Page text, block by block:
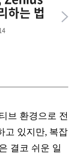
하는 법
브 환경으로 전
고 있지만, 복잡
결코 쉬운 일